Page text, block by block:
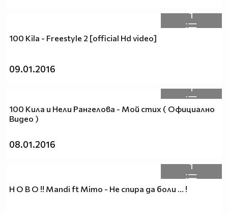
1
100 Kila - Freestyle 2 [official Hd video]
09.01.2016
1
100 Кила и Нели Рангелова - Мой стих ( Официално
Видео )
08.01.2016
1
Н О В О !! Mandi ft Mimo - Не спира да боли ... !